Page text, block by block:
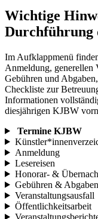
Wichtige
Durchführung
Im Aufklappmenü
Anmeldung, generellen
Gebühren und
Checkliste zur
Informationen
diesjährigen KJBW
Termine KJBW
Anmeldung
Lesereisen
Honorar- &
Gebühren & Abgaben
Veranstaltungsausfall
Öffentlichkeitsarbeit